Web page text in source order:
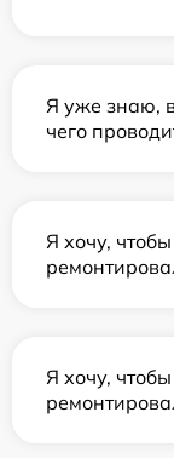
Я уже знаю,
чего
Я хочу,
Я хочу,